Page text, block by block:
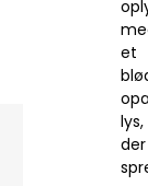
et
lys,
der